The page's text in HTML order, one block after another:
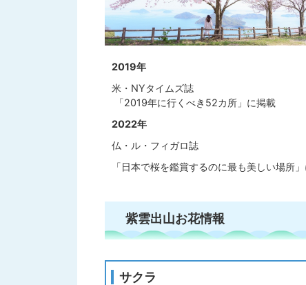
2019年
米・NYタイムズ誌
「2019年に行くべき52カ所」に掲載
2022年
仏・ル・フィガロ誌
「日本で桜を鑑賞するのに最も美しい場所
紫雲出山お花情報
サクラ